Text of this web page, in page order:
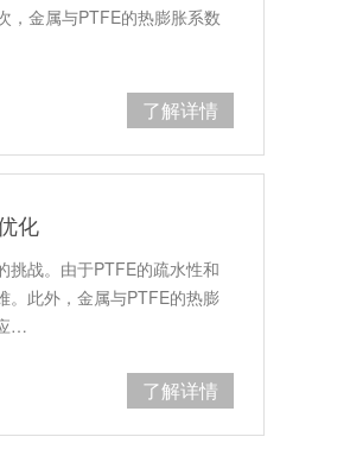
，金属与PTFE的热膨胀系数
了解详情
化
挑战。由于PTFE的疏水性和
。此外，金属与PTFE的热膨
…
了解详情